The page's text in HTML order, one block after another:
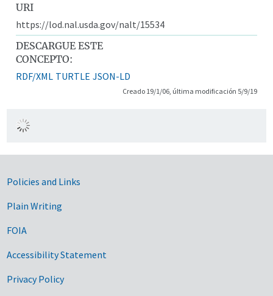
URI
https://lod.nal.usda.gov/nalt/15534
DESCARGUE ESTE
CONCEPTO:
RDF/XML TURTLE JSON-LD
Creado 19/1/06, última modificación 5/9/19
Government Links
Policies and Links
Plain Writing
FOIA
Accessibility Statement
Privacy Policy